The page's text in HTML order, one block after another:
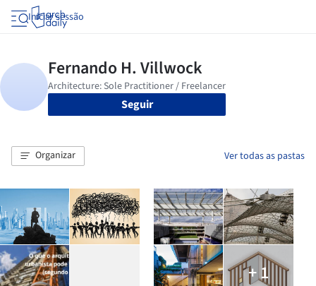
Iniciar sessão
Seguir
Organizar Ver todas as pastas
+ 1